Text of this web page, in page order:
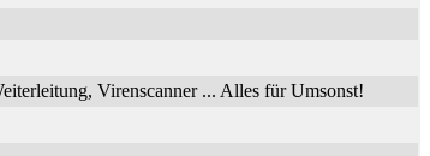
Virenscanner ... Alles für Umsonst!